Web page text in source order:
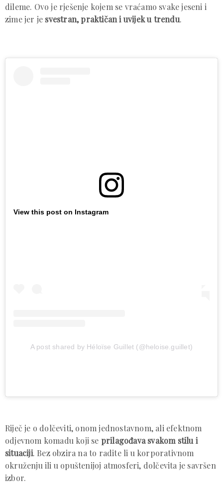
dileme. Ovo je rješenje kojem se vraćamo svake jeseni i
zime jer je svestran, praktičan i uvijek u trendu.
View this post on Instagram
A post shared by Héloïse Guillet (@heloise.guillet)
Riječ je o dolčeviti, onom jednostavnom, ali efektnom
odjevnom komadu koji se prilagođava svakom stilu i
situaciji. Bez obzira na to radite li u korporativnom
okruženju ili u opuštenijoj atmosferi, dolčevita je savršen
izbor.